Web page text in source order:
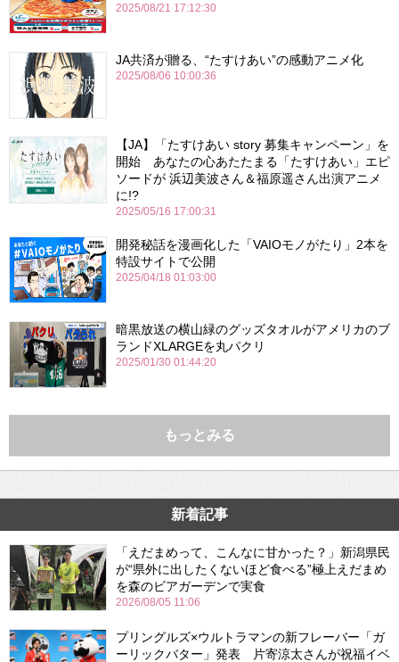
2025/08/21 17:12:30
JA共済が贈る、“たすけあい”の感動アニメ化
2025/08/06 10:00:36
【JA】「たすけあい story 募集キャンペーン」を
開始 あなたの心あたたまる「たすけあい」エピ
ソードが 浜辺美波さん＆福原遥さん出演アニメ
に!?
2025/05/16 17:00:31
開発秘話を漫画化した「VAIOモノがたり」2本を
特設サイトで公開
2025/04/18 01:03:00
暗黒放送の横山緑のグッズタオルがアメリカのブ
ランドXLARGEを丸パクリ
2025/01/30 01:44:20
もっとみる
新着記事
「えだまめって、こんなに甘かった？」新潟県民
が“県外に出したくないほど食べる”極上えだまめ
を森のビアガーデンで実食
2026/08/05 11:06
プリングルズ×ウルトラマンの新フレーバー「ガ
ーリックバター」発表 片寄涼太さんが祝福イベ